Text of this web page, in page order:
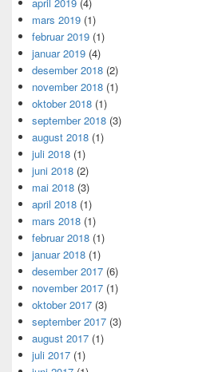
mars 2019 (1)
februar 2019 (1)
januar 2019 (4)
desember 2018 (2)
november 2018 (1)
oktober 2018 (1)
september 2018 (3)
august 2018 (1)
juli 2018 (1)
juni 2018 (2)
mai 2018 (3)
april 2018 (1)
mars 2018 (1)
februar 2018 (1)
januar 2018 (1)
desember 2017 (6)
november 2017 (1)
oktober 2017 (3)
september 2017 (3)
august 2017 (1)
juli 2017 (1)